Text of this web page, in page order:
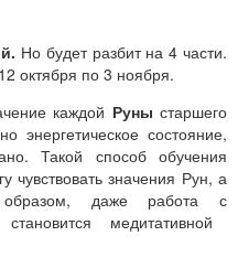
Но будет разбит на 4 части.
октября по 3 ноября.
каждой Руны старшего
энергетическое состояние,
Такой способ обучения
чувствовать значения Рун, а
даже работа с
становится медитативной